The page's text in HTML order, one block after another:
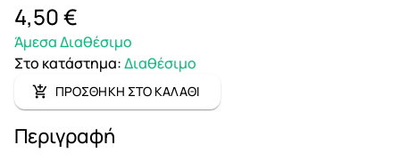
4,50 €
Άμεσα Διαθέσιμο
Στο κατάστημα:Διαθέσιμο
ΠΡΟΣΘΗΚΗ ΣΤΟ ΚΑΛΑΘΙ
Περιγραφή